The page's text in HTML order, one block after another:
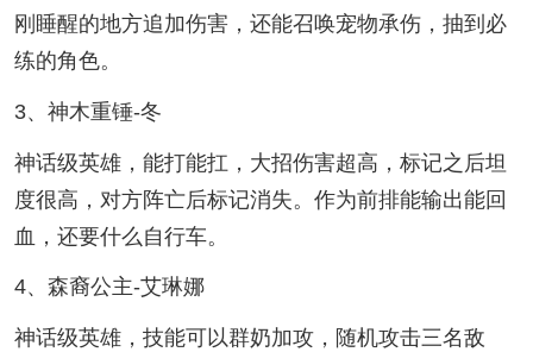
刚睡醒的地方追加伤害，还能召唤宠物承伤，抽到必
练的角色。
3、神木重锤-冬
神话级英雄，能打能扛，大招伤害超高，标记之后坦
度很高，对方阵亡后标记消失。作为前排能输出能回
血，还要什么自行车。
4、森裔公主-艾琳娜
神话级英雄，技能可以群奶加攻，随机攻击三名敌